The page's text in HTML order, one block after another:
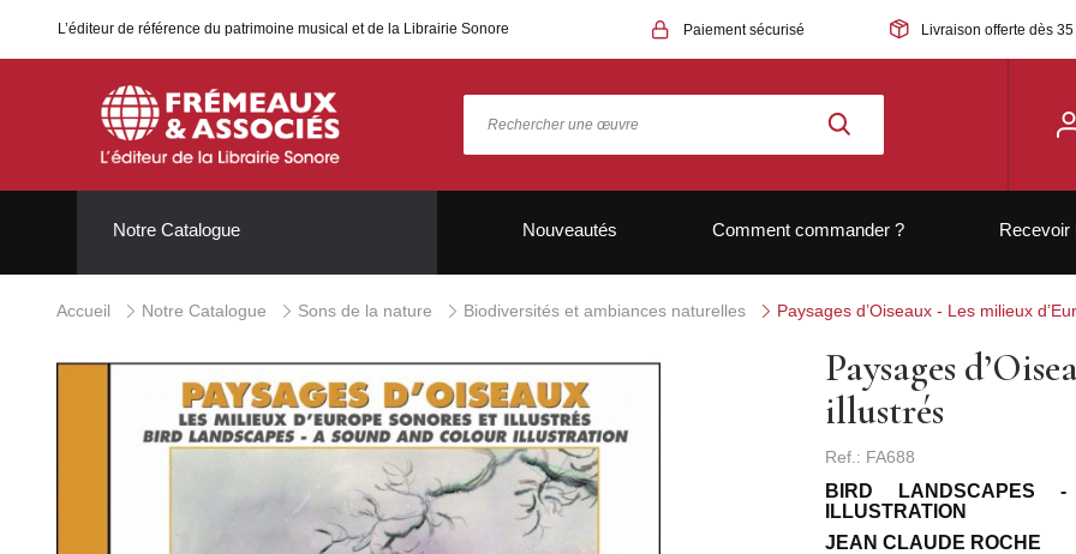
L’éditeur de référence du patrimoine musical et de la Librairie Sonore Paiement sécurisé Livraison offerte dès
Notre Catalogue Nouveautés Comment commander ? Recevoir
Accueil Notre Catalogue Sons de la nature Biodiversités et ambiances naturelles Paysages d’Oiseaux - Les milieux
Paysages
illustrés
Ref.: FA688
BIRD LANDSCAPES
ILLUSTRATION
JEAN CLAUDE ROCHE